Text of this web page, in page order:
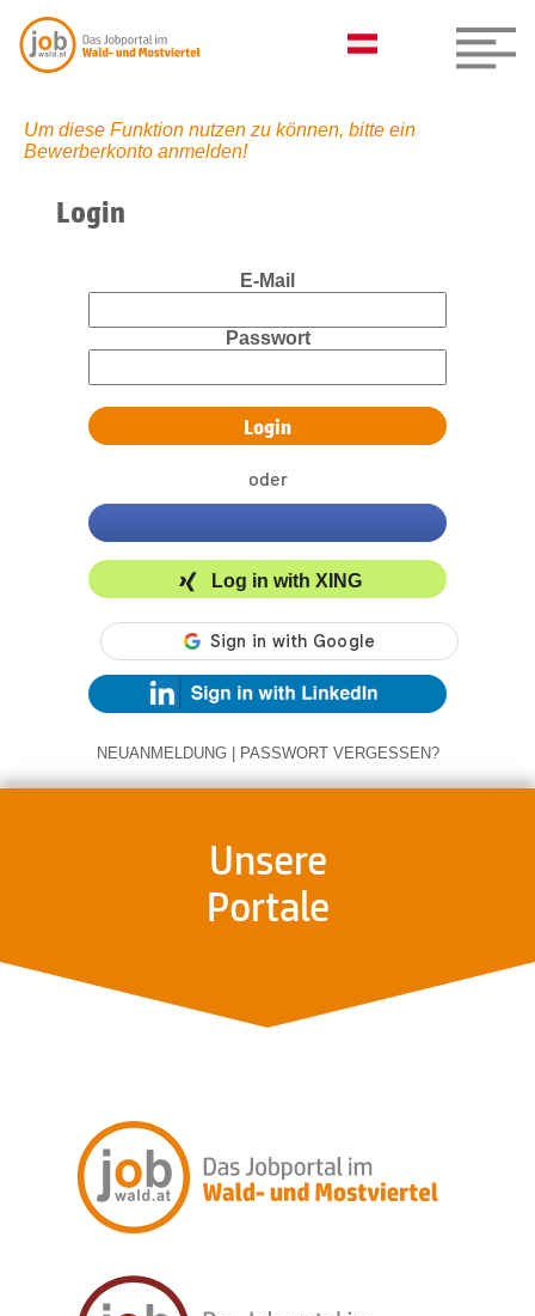
Um diese Funktion nutzen zu können, bitte ein
Bewerberkonto anmelden!
Login
E-Mail
Passwort
oder
Log in with XING
NEUANMELDUNG | PASSWORT VERGESSEN?
Unsere
Portale